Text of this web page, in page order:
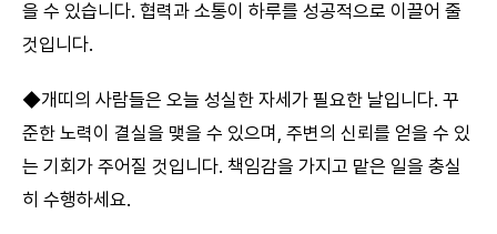
을 수 있습니다. 협력과 소통이 하루를 성공적으로 이끌어 줄
것입니다.
◆개띠의 사람들은 오늘 성실한 자세가 필요한 날입니다. 꾸
준한 노력이 결실을 맺을 수 있으며, 주변의 신뢰를 얻을 수 있
는 기회가 주어질 것입니다. 책임감을 가지고 맡은 일을 충실
히 수행하세요.